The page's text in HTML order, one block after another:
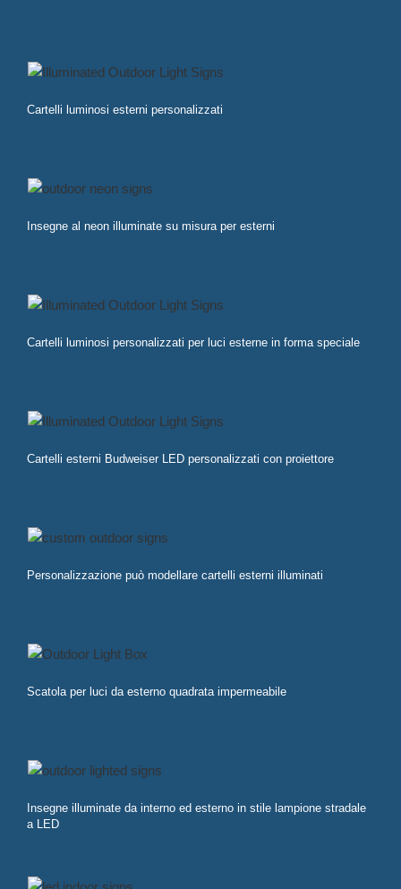
Cartelli luminosi esterni personalizzati
Insegne al neon illuminate su misura per esterni
Cartelli luminosi personalizzati per luci esterne in forma speciale
Cartelli esterni Budweiser LED personalizzati con proiettore
Personalizzazione può modellare cartelli esterni illuminati
Scatola per luci da esterno quadrata impermeabile
Insegne illuminate da interno ed esterno in stile lampione stradale
a LED